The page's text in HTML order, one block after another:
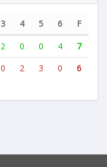
3 4 5 6
F
2 0 0 4
7
0 2 3 0 6